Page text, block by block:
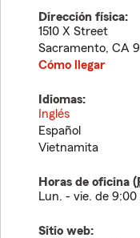
Dirección física:
1510 X Street
Sacramento, CA
Cómo llegar
Idiomas:
Inglés
Español
Vietnamita
Horas de oficina (
Lun. - vie. de 9:00
Sitio web: